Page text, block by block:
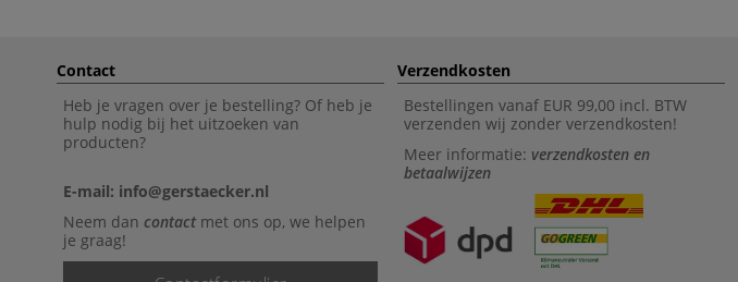
Contact
Heb je vragen over je bestelling? Of heb je
hulp nodig bij het uitzoeken van
producten?
E-mail: info@gerstaecker.nl
Neem dan contactmet ons op, we helpen
je graag!
Verzendkosten
Bestellingen vanaf EUR 99,00 incl. BTW
verzenden wij zonder verzendkosten!
Meer informatie: verzendkosten en
betaalwijzen